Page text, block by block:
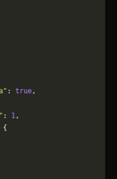
: true,
: 1,
{